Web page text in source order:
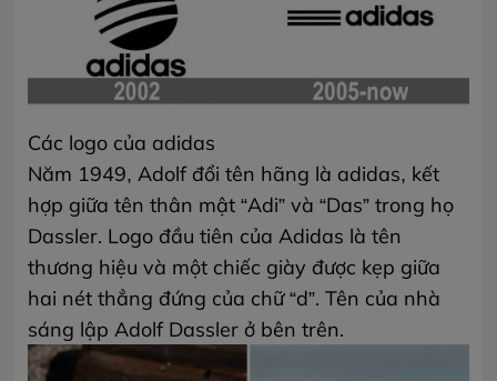
Các logo của adidas
Năm 1949, Adolf đổi tên hãng là adidas, kết
hợp giữa tên thân mật “Adi” và “Das” trong họ
Dassler. Logo đầu tiên của Adidas là tên
thương hiệu và một chiếc giày được kẹp giữa
hai nét thẳng đứng của chữ “d”. Tên của nhà
sáng lập Adolf Dassler ở bên trên.